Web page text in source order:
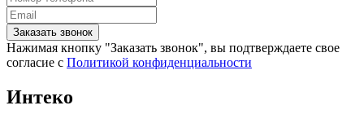
Заказать звонок
Нажимая кнопку "Заказать звонок", вы подтверждаете свое
согласие с Политикой конфиденциальности
Интеко